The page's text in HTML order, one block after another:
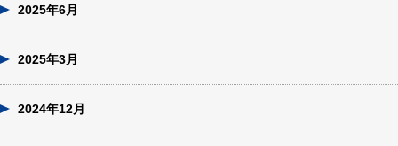
2025年6月
2025年3月
2024年12月